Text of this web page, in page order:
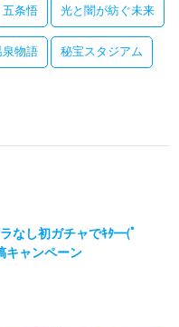
五条悟 光と闇が紡ぐ未来
泉物語 秘宝スタジアム
なし初ガチャでｷﾀ━(ﾟ
キャンペーン